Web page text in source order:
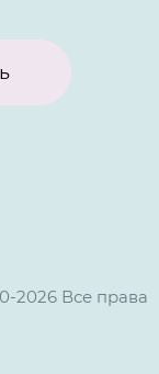
2026 Все права